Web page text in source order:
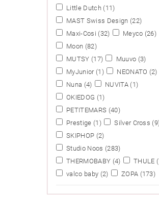
Little Dutch (11)
MAST Swiss Design (22)
Maxi-Cosi (32) Meyco (26)
Moon (82)
MUTSY (17) Muuvo (3)
MyJunior (1) NEONATO (2)
Nuna (4) NUVITA (1)
OKIEDOG (1)
PETITEMARS (40)
Prestige (1) Silver Cross
SKIPHOP (2)
Studio Noos (283)
THERMOBABY (4) THULE
valco baby (2) ZOPA (173)